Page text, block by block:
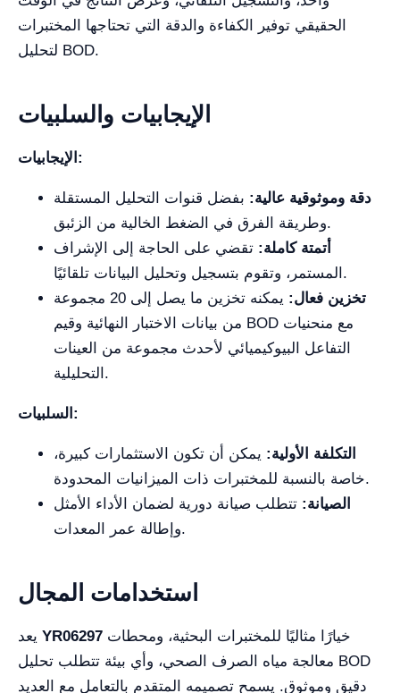
الحقيقي توفير الكفاءة والدقة التي تحتاجها المختبرات
لتحليل BOD.
الإيجابيات والسلبيات
الإيجابيات:
دقة وموثوقية عالية: بفضل قنوات التحليل المستقلة
وطريقة الفرق في الضغط الخالية من الزئبق.
أتمتة كاملة: تقضي على الحاجة إلى الإشراف
المستمر، وتقوم بتسجيل وتحليل البيانات تلقائيًا.
تخزين فعال:
يمكنه تخزين ما يصل إلى 20 مجموعة
من بيانات الاختبار النهائية وقيم BOD مع منحنيات
التفاعل البيوكيميائي لأحدث مجموعة من العينات
التحليلية.
السلبيات:
التكلفة الأولية: يمكن أن تكون الاستثمارات كبيرة،
خاصة بالنسبة للمختبرات ذات الميزانيات المحدودة.
الصيانة: تتطلب صيانة دورية لضمان الأداء الأمثل
وإطالة عمر المعدات.
استخدامات المجال
YR06297
معالجة مياه الصرف الصحي، وأي بيئة تتطلب تحليل BOD
دقيق وموثوق. يسمح تصميمه المتقدم بالتعامل مع العديد